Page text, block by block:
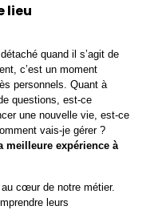
lieu
quand il s’agit de
c’est un moment
personnels. Quant à
questions, est-ce
une nouvelle vie, est-ce
vais-je gérer ?
meilleure expérience à
cœur de notre métier.
leurs